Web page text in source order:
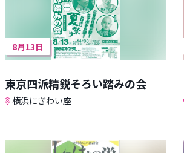
8月13日
東京四派精鋭そろい踏みの会
横浜にぎわい座